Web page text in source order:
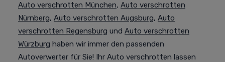
Auto verschrotten München, Auto verschrotten
Nürnberg, Auto verschrotten Augsburg, Auto
verschrotten Regensburg und Auto verschrotten
Würzburg haben wir immer den passenden
Autoverwerter für Sie! Ihr Auto verschrotten lassen